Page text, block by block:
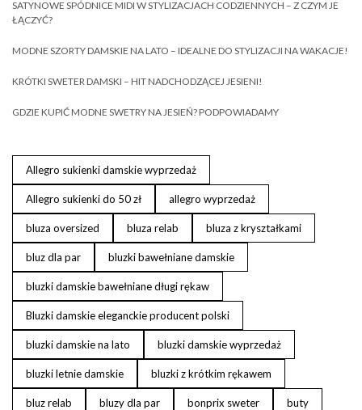
SATYNOWE SPÓDNICE MIDI W STYLIZACJACH CODZIENNYCH – Z CZYM JE
ŁĄCZYĆ?
MODNE SZORTY DAMSKIE NA LATO – IDEALNE DO STYLIZACJI NA WAKACJE!
KRÓTKI SWETER DAMSKI – HIT NADCHODZĄCEJ JESIENI!
GDZIE KUPIĆ MODNE SWETRY NA JESIEŃ? PODPOWIADAMY
Allegro sukienki damskie wyprzedaż
Allegro sukienki do 50 zł allegro wyprzedaż
bluza oversized bluza relab bluza z kryształkami
bluz dla par bluzki bawełniane damskie
bluzki damskie bawełniane długi rękaw
Bluzki damskie eleganckie producent polski
bluzki damskie na lato bluzki damskie wyprzedaż
bluzki letnie damskie bluzki z krótkim rękawem
bluz relab bluzy dla par bonprix sweter buty